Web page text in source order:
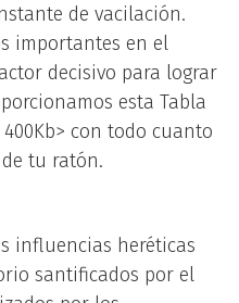
de vacilación.
importantes en el
decisivo para lograr
esta Tabla
400Kb> con todo cuanto
tu ratón.
influencias heréticas
santificados por el